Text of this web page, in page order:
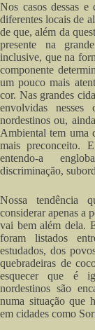
Nos casos dessas e
diferentes locais de
de que, além da
presente na
inclusive, que na
componente
um pouco mais
cor. Nas grandes
envolvidas nesses
nordestinos ou,
Ambiental tem uma
mais preconceito.
entendo-a
discriminação,
Nossa tendência
considerar apenas a
vai bem além dela.
foram listados
estudados, dos
quebradeiras de
esquecer que é
nordestinos são
numa situação que
em cidades como